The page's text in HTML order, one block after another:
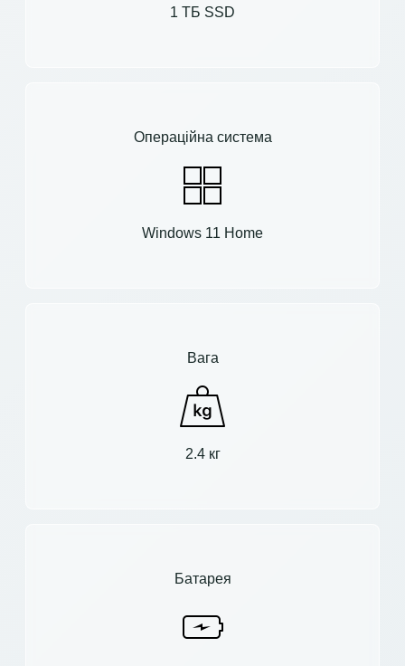
1 ТБ SSD
Операційна система
Windows 11 Home
Вага
2.4 кг
Батарея